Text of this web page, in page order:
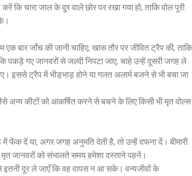
कि चारा जाल के दूर वाले छोर पर रखा गया हो, ताकि वोल पूरी
बार जाँच की जानी चाहिए, खास तौर पर जीवित ट्रैप की, ताकि
पकड़े गए जानवरों से जल्दी निपटा जाए, चाहे उन्हें दूसरी जगह ले
इससे ट्रैप में भीड़भाड़ होने या गलत अलार्म बजने से भी बचा जा
अन्य कीटों को आकर्षित करने से बचने के लिए किसी भी मृत वोल्स
फेंक दें या, अगर जगह अनुमति देती है, तो उन्हें दफना दें। बीमारी
जानवरों को संभालते समय हमेशा दस्ताने पहनें।
इतनी दूर ले जाएँ कि वह वापस न आ सके। वन्यजीवों के